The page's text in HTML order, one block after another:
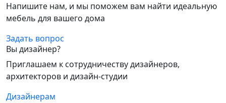
Напишите нам, и мы поможем вам найти идеальную
мебель для вашего дома
Задать вопрос
Вы дизайнер?
Приглашаем к сотрудничеству дизайнеров,
архитекторов и дизайн-студии
Дизайнерам